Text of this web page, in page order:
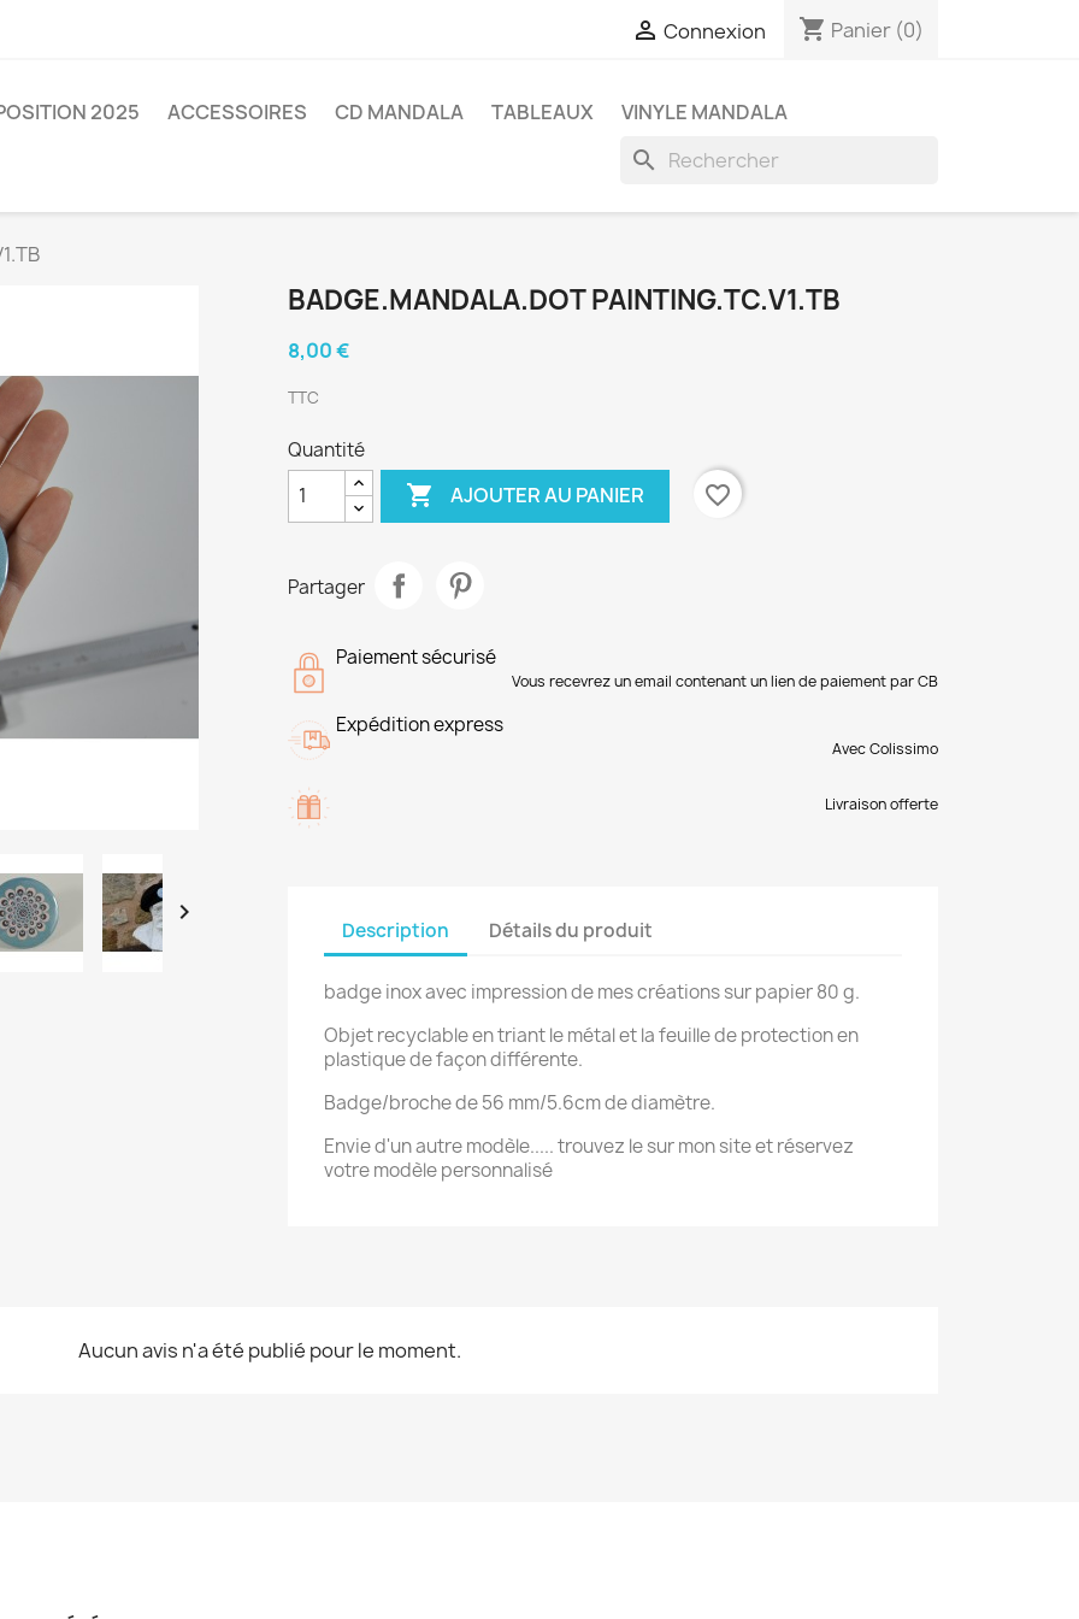
 Connexion shopping_cart Panier (0)
2025 ACCESSOIRES CD MANDALA TABLEAUX VINYLE MANDALA
search

BADGE.MANDALA.DOT PAINTING.TC.V1.TB
8,00 €
TTC
Quantité
 AJOUTER AU PANIER favorite_border
Partager
Paiement sécurisé
Vous recevrez un email contenant un lien de paiement par CB
Expédition express
Avec Colissimo
Livraison offerte
Description Détails du produit
badge inox avec impression de mes créations sur papier 80 g.
Objet recyclable en triant le métal et la feuille de protection en
plastique de façon différente.
Badge/broche de 56 mm/5.6cm de diamètre.
Envie d'un autre modèle..... trouvez le sur mon site et réservez
votre modèle personnalisé
Aucun avis n'a été publié pour le moment.